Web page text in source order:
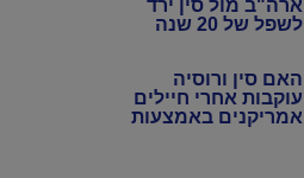
ארה"ב מול סין ירד
לשפל של 20 שנה
האם סין ורוסיה
עוקבות אחרי חיילים
אמריקנים באמצעות